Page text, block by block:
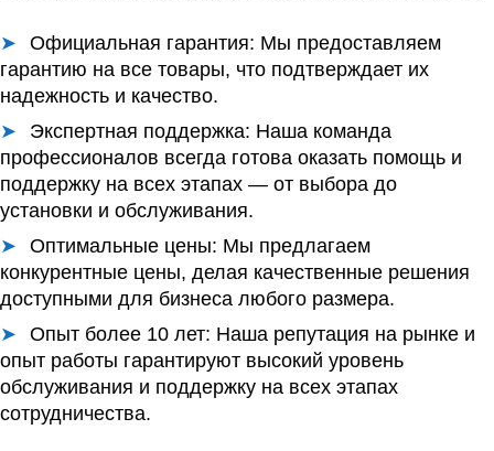
Официальная гарантия: Мы предоставляем
гарантию на все товары, что подтверждает их
надежность и качество.
Экспертная поддержка: Наша команда
профессионалов всегда готова оказать помощь и
поддержку на всех этапах — от выбора до
установки и обслуживания.
Оптимальные цены: Мы предлагаем
конкурентные цены, делая качественные решения
доступными для бизнеса любого размера.
Опыт более 10 лет: Наша репутация на рынке и
опыт работы гарантируют высокий уровень
обслуживания и поддержку на всех этапах
сотрудничества.